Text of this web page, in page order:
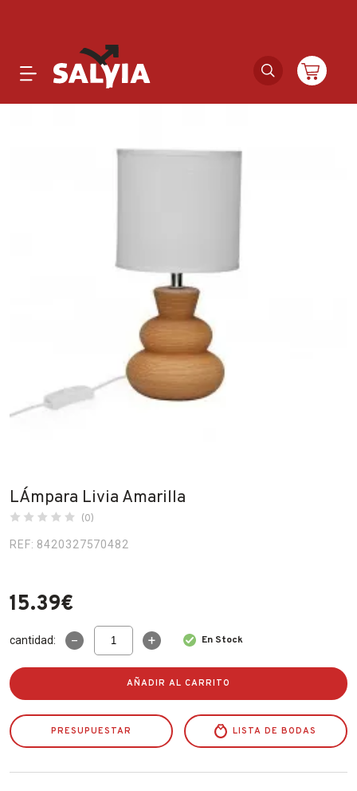
Fabricantes
FAQ’s
Contacto
LÁmpara Livia Amarilla
(0)
REF: 8420327570482
15.39€
cantidad:
LÁmpara
Livia
En Stock
AÑADIR AL CARRITO
PRESUPUESTAR LISTA DE BODAS